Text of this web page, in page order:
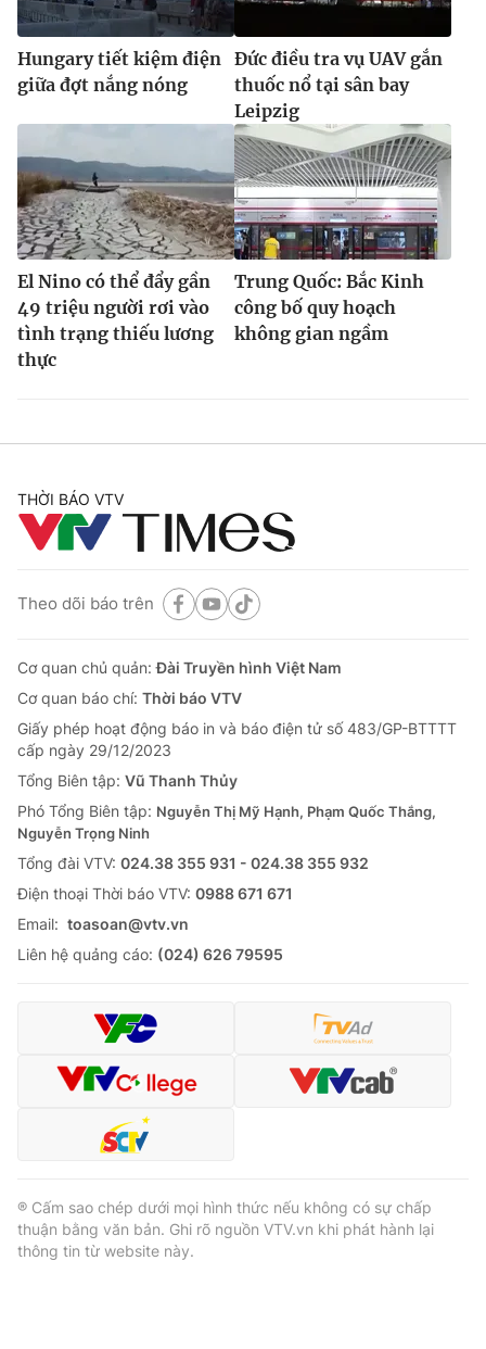
Hungary tiết kiệm điện
giữa đợt nắng nóng
Đức điều tra vụ UAV gắn
thuốc nổ tại sân bay
Leipzig
El Nino có thể đẩy gần
49 triệu người rơi vào
tình trạng thiếu lương
thực
Trung Quốc: Bắc Kinh
công bố quy hoạch
không gian ngầm
THỜI BÁO VTV
Theo dõi báo trên
Cơ quan chủ quản:Đài Truyền hình Việt Nam
Cơ quan báo chí: Thời báo VTV
Giấy phép hoạt động báo in và báo điện tử số 483/GP-BTTTT
cấp ngày 29/12/2023
Tổng Biên tập: Vũ Thanh Thủy
Phó Tổng Biên tập: Nguyễn Thị Mỹ Hạnh, Phạm Quốc Thắng,
Nguyễn Trọng Ninh
Tổng đài VTV: 024.38 355 931 - 024.38 355 932
Ðiện thoại Thời báo VTV: 0988 671 671
Email: toasoan@vtv.vn
Liên hệ quảng cáo: (024) 626 79595
® Cấm sao chép dưới mọi hình thức nếu không có sự chấp
thuận bằng văn bản. Ghi rõ nguồn VTV.vn khi phát hành lại
thông tin từ website này.